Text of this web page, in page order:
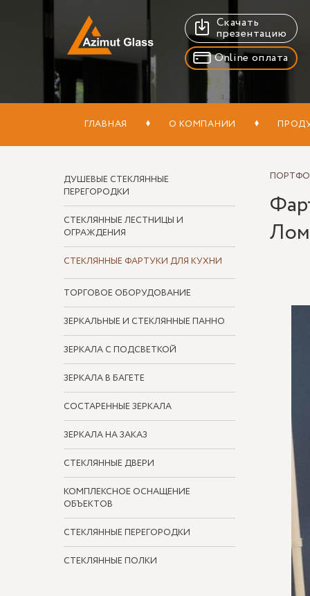
Скачать
презентацию
Online оплата
ГЛАВНАЯ О КОМПАНИИ
ДУШЕВЫЕ СТЕКЛЯННЫЕ
ПЕРЕГОРОДКИ
СТЕКЛЯННЫЕ ЛЕСТНИЦЫ И
ОГРАЖДЕНИЯ
СТЕКЛЯННЫЕ ФАРТУКИ ДЛЯ КУХНИ
ТОРГОВОЕ ОБОРУДОВАНИЕ
ЗЕРКАЛЬНЫЕ И СТЕКЛЯННЫЕ ПАННО
ЗЕРКАЛА С ПОДСВЕТКОЙ
ЗЕРКАЛА В БАГЕТЕ
СОСТАРЕННЫЕ ЗЕРКАЛА
ЗЕРКАЛА НА ЗАКАЗ
СТЕКЛЯННЫЕ ДВЕРИ
КОМПЛЕКСНОЕ ОСНАЩЕНИЕ
ОБЪЕКТОВ
СТЕКЛЯННЫЕ ПЕРЕГОРОДКИ
СТЕКЛЯННЫЕ ПОЛКИ